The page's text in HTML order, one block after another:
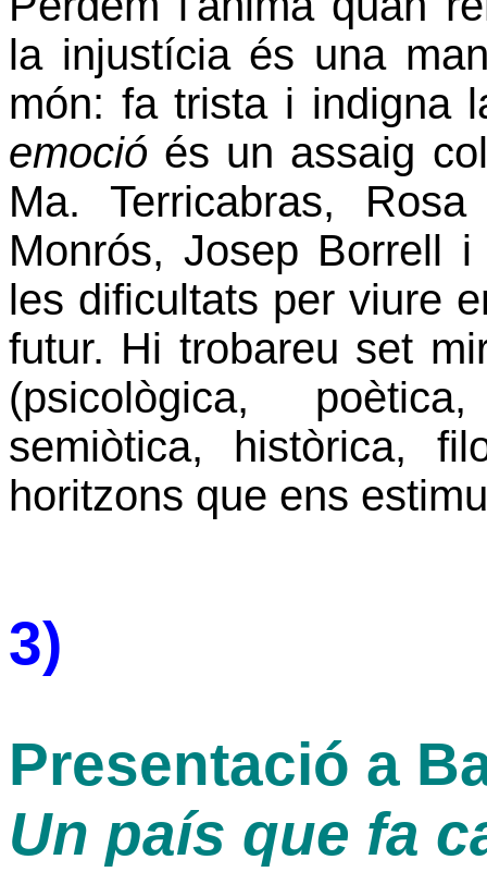
la injustícia és una
món: fa trista i indigna
emoció és un assaig
Ma. Terricabras,
Monrós, Josep Borrell
les dificultats per viure
futur. Hi trobareu set
(psicològica,
semiòtica, històrica,
horitzons que ens
3)
Presentació a
Un país que fa